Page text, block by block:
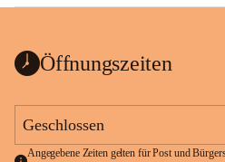
Öffnungszeiten
Geschlossen
Angegebene Zeiten gelten für Post und